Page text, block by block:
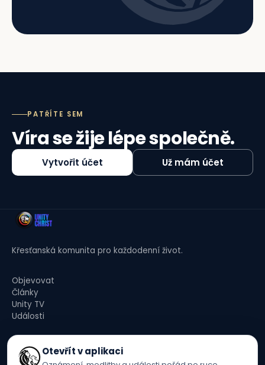
PATŘÍTE SEM
Víra se žije lépe společně.
Vytvořit účet Už mám účet
Otevřít v aplikaci
Křesťanská komunita pro každodenní život.
Objevovat
Články
Unity TV
Události
Pravidla komunity
Child Safety and Abuse Prevention Policy